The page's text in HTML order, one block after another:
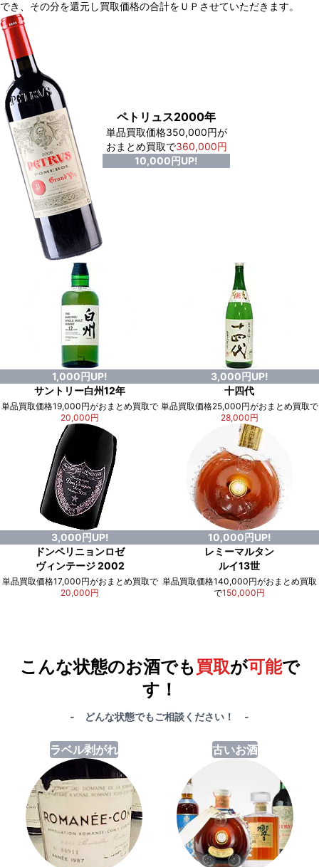
でき、 その分を還元し買取価格の合計をＵＰさせていただきます。
ペトリュス2000年
単品買取価格350,000円が
おまとめ買取で360,000円
10,000円UP!
1,000円UP!
サントリー白州12年
単品買取価格19,000円がおまとめ買取で
20,000円
3,000円UP!
十四代
単品買取価格25,000円がおまとめ買取で
28,000円
3,000円UP!
ドンペリニョンロゼ
ヴィンテージ 2002
単品買取価格17,000円がおまとめ買取で
20,000円
10,000円UP!
レミーマルタン
ルイ13世
単品買取価格140,000円がおまとめ買取
で150,000円
こんな状態のお酒でも買取が可能で
す！
- どんな状態でもご相談ください！ -
ラベル剥がれ 古いお酒